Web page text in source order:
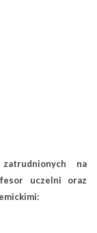
na
uczelni oraz